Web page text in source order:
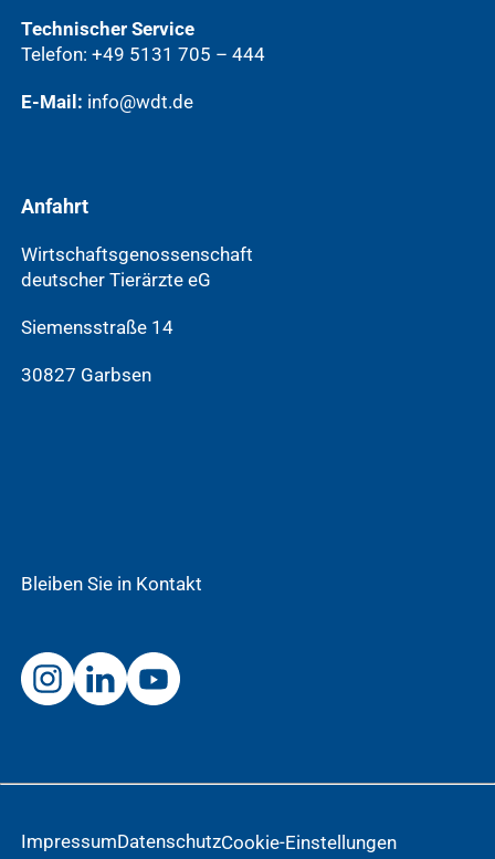
Technischer Service
Telefon: +49 5131 705 – 444
E-Mail: info@wdt.de
Anfahrt
Wirtschaftsgenossenschaft
deutscher Tierärzte eG
Siemensstraße 14
30827 Garbsen
Bleiben Sie in Kontakt
ImpressumDatenschutzCookie-Einstellungen